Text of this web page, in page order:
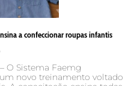
a confeccionar roupas infantis
O Sistema Faemg
novo treinamento voltado